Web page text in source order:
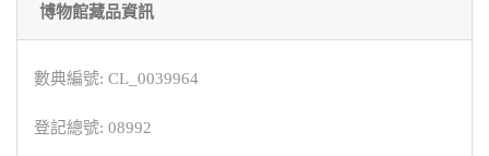
博物館藏品資訊
數典編號: CL_0039964
登記總號: 08992